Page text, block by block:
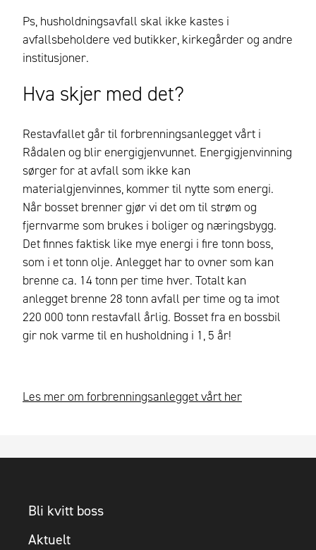
Ps, husholdningsavfall skal ikke kastes i
avfallsbeholdere ved butikker, kirkegårder og andre
institusjoner.
Hva skjer med det?
Restavfallet går til forbrenningsanlegget vårt i
Rådalen og blir energigjenvunnet. Energigjenvinning
sørger for at avfall som ikke kan
materialgjenvinnes, kommer til nytte som energi.
Når bosset brenner gjør vi det om til strøm og
fjernvarme som brukes i boliger og næringsbygg.
Det finnes faktisk like mye energi i fire tonn boss,
som i et tonn olje. Anlegget har to ovner som kan
brenne ca. 14 tonn per time hver. Totalt kan
anlegget brenne 28 tonn avfall per time og ta imot
220 000 tonn restavfall årlig. Bosset fra en bossbil
gir nok varme til en husholdning i 1, 5 år!
Les mer om forbrenningsanlegget vårt her
Bli kvitt boss
Aktuelt